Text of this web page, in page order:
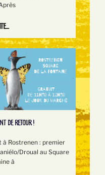
DE RETOUR !
à Rostrenen : premier
Droual au Square
à